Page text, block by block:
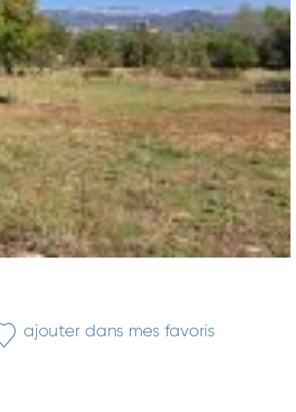
ajouter dans mes favoris